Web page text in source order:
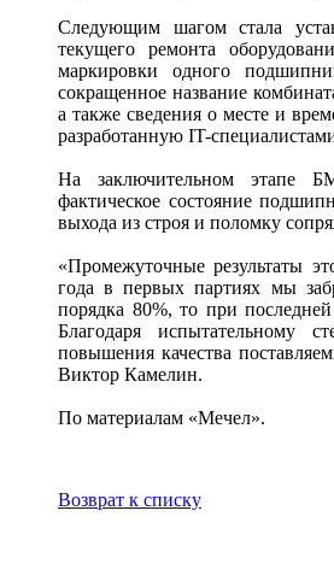
Следующим шагом стала
текущего ремонта
маркировки одного
сокращенное название
а также сведения о месте и
разработанную IT-
На заключительном этапе
фактическое состояние
выхода из строя и поломку
«Промежуточные результаты
года в первых партиях мы
порядка 80%, то при
Благодаря испытательному
повышения качества
Виктор Камелин.
По материалам «Мечел».
Возврат к списку